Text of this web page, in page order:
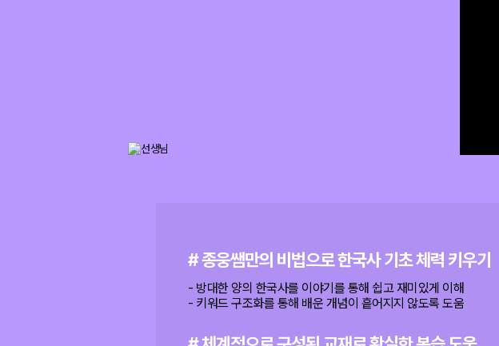
# 종웅쌤만의 비법으로 한국사 기초 체력 키우기
- 방대한 양의 한국사를 이야기를 통해 쉽고 재미있게 이해
- 키워드 구조화를 통해 배운 개념이 흩어지지 않도록 도움